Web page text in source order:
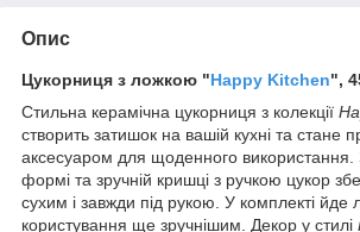
Опис
Цукорниця з ложкою "Happy Kitchen",
Стильна керамічна цукорниця з колекції
створить затишок на вашій кухні та стане
аксесуаром для щоденного використання.
формі та зручній кришці з ручкою цукор
сухим і завжди під рукою. У комплекті
користування ще зручнішим. Декор у стилі